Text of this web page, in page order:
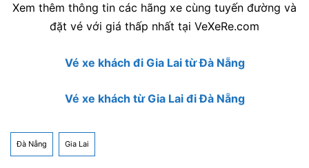
Xem thêm thông tin các hãng xe cùng tuyến đường và
đặt vé với giá thấp nhất tại VeXeRe.com
Vé xe khách đi Gia Lai từ Đà Nẵng
Vé xe khách từ Gia Lai đi Đà Nẵng
Đà Nẵng Gia Lai